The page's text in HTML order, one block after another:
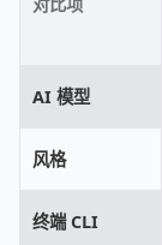
AI 模型
风格
终端 CLI